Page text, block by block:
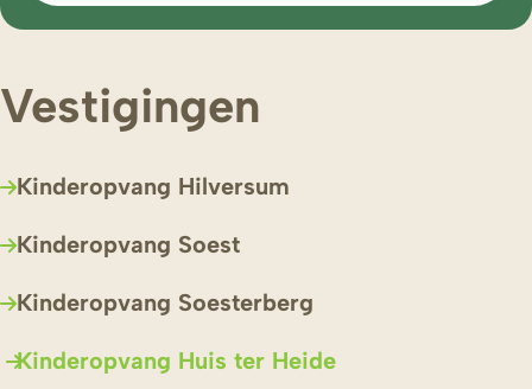
Vestigingen
Kinderopvang Hilversum
Kinderopvang Soest
Kinderopvang Soesterberg
Kinderopvang Huis ter Heide